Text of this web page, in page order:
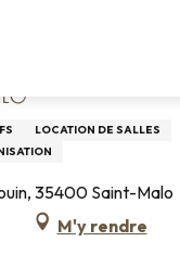
St-Malo
LOCATION DE SALLES
35400 Saint-Malo
M'y rendre
aux favoris